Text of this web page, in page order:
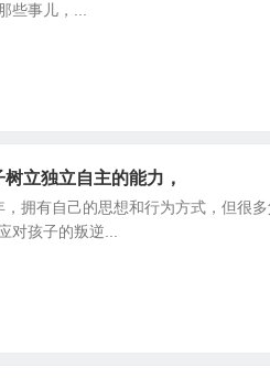
些事儿，...
立独立自主的能力，
拥有自己的思想和行为方式，但很
对孩子的叛逆...